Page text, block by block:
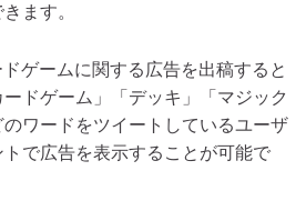
ます。
ゲームに関する広告を出稿すると
ドゲーム」「デッキ」「マジック
ワードをツイートしているユーザ
で広告を表示することが可能で